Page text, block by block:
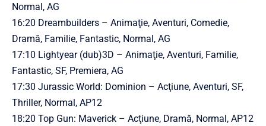
Normal, AG
16:20 Dreambuilders – Animaţie, Aventuri, Comedie,
Dramă, Familie, Fantastic, Normal, AG
17:10 Lightyear (dub)3D – Animaţie, Aventuri, Familie,
Fantastic, SF, Premiera, AG
17:30 Jurassic World: Dominion – Acţiune, Aventuri, SF,
Thriller, Normal, AP12
18:20 Top Gun: Maverick – Acţiune, Dramă, Normal, AP12